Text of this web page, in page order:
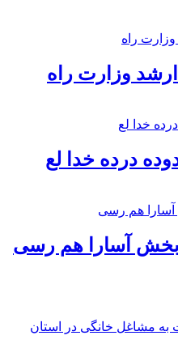
ارشد وزارت راه
درده خدا لع
بخش آسارا هم رسی